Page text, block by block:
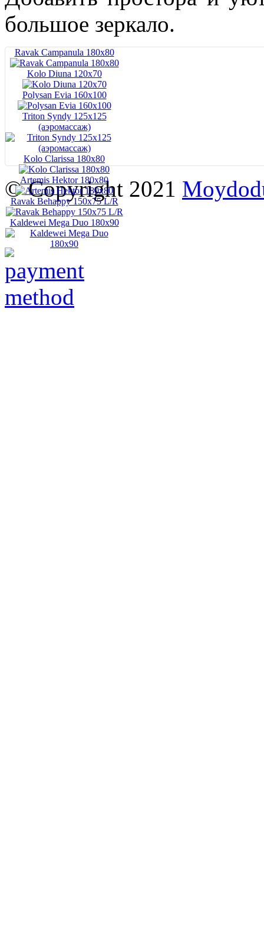
большое зеркало.
Ravak Campanula 180x80
Kolo Diuna 120х70
Polysan Evia 160x100
Triton Syndy 125x125
(аэромассаж)
Kolo Clarissa 180x80
Artemis Hektor 180x80
Ravak Behappy 150x75 L/R
Kaldewei Mega Duo 180x90
© Copyright 2021